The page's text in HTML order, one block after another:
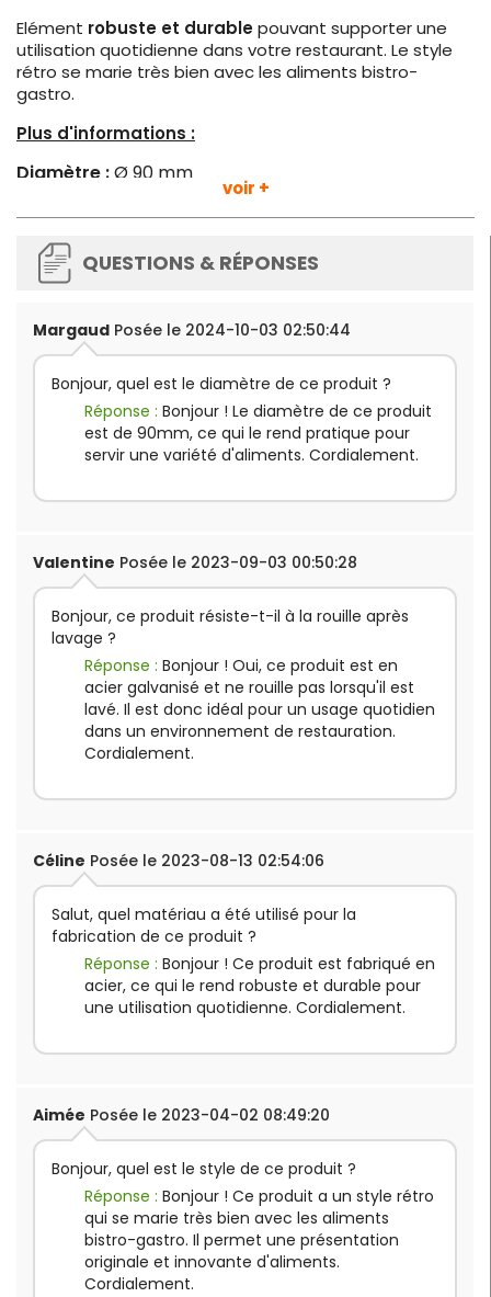
Elément robuste et durablepouvant supporter une
utilisation quotidienne dans votre restaurant. Le style
rétro se marie très bien avec les aliments bistro-
gastro.
Plus d'informations :
Diamètre :Ø 90 mm
Couleur :Noir
Poids
voir +
QUESTIONS & RÉPONSES
Margaud Posée le 2024-10-03 02:50:44
Bonjour, quel est le diamètre de ce produit ?
Réponse : Bonjour ! Le diamètre de ce produit
est de 90mm, ce qui le rend pratique pour
servir une variété d'aliments. Cordialement.
Valentine Posée le 2023-09-03 00:50:28
Bonjour, ce produit résiste-t-il à la rouille après
lavage ?
Réponse : Bonjour ! Oui, ce produit est en
acier galvanisé et ne rouille pas lorsqu'il est
lavé. Il est donc idéal pour un usage quotidien
dans un environnement de restauration.
Cordialement.
Céline Posée le 2023-08-13 02:54:06
Salut, quel matériau a été utilisé pour la
fabrication de ce produit ?
Réponse : Bonjour ! Ce produit est fabriqué en
acier, ce qui le rend robuste et durable pour
une utilisation quotidienne. Cordialement.
Aimée Posée le 2023-04-02 08:49:20
Bonjour, quel est le style de ce produit ?
Réponse : Bonjour ! Ce produit a un style rétro
qui se marie très bien avec les aliments
bistro-gastro. Il permet une présentation
originale et innovante d'aliments.
Cordialement.